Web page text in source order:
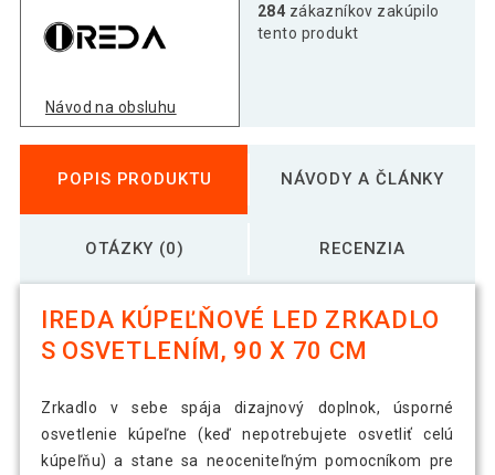
Návod na obsluhu
284 zákazníkov zakúpilo
tento produkt
POPIS PRODUKTU NÁVODY A ČLÁNKY
OTÁZKY (0) RECENZIA
IREDA KÚPEĽŇOVÉ LED ZRKADLO
S OSVETLENÍM, 90 X 70 CM
Zrkadlo v sebe spája dizajnový doplnok, úsporné
osvetlenie kúpeľne (keď nepotrebujete osvetliť celú
kúpeľňu) a stane sa neoceniteľným pomocníkom pre